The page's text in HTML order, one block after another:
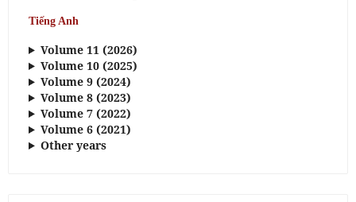
Tiếng Anh
Volume 11 (2026)
Volume 10 (2025)
Volume 9 (2024)
Volume 8 (2023)
Volume 7 (2022)
Volume 6 (2021)
Other years